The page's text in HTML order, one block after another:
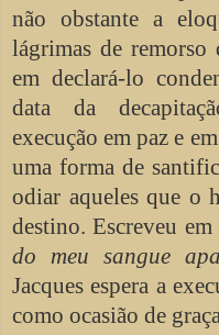
não obstante a
lágrimas de
em declará-lo
data da
execução em paz e
uma forma de
odiar aqueles que o
destino. Escreveu
do meu sangue
Jacques espera a
como ocasião de